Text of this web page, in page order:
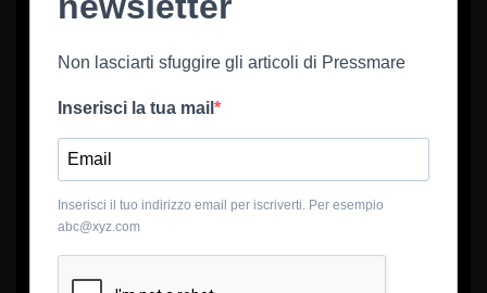
Non lasciarti sfuggire gli articoli di Pressmare
Inserisci la tua mail
Inserisci il tuo indirizzo email per iscriverti. Per esempio
abc@xyz.com